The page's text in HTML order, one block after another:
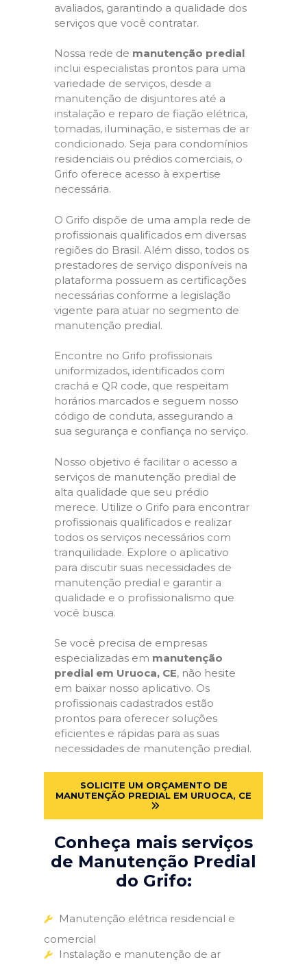
avaliados, garantindo a qualidade dos
serviços que você contratar.
Nossa rede de manutenção predial
inclui especialistas prontos para uma
variedade de serviços, desde a
manutenção de disjuntores até a
instalação e reparo de fiação elétrica,
tomadas, iluminação, e sistemas de ar
condicionado. Seja para condomínios
residenciais ou prédios comerciais, o
Grifo oferece acesso à expertise
necessária.
O Grifo dispõe de uma ampla rede de
profissionais qualificados em diversas
regiões do Brasil. Além disso, todos os
prestadores de serviço disponíveis na
plataforma possuem as certificações
necessárias conforme a legislação
vigente para atuar no segmento de
manutenção predial.
Encontre no Grifo profissionais
uniformizados, identificados com
crachá e QR code, que respeitam
horários marcados e seguem nosso
código de conduta, assegurando a
sua segurança e confiança no serviço.
Nosso objetivo é facilitar o acesso a
serviços de manutenção predial de
alta qualidade que seu prédio
merece. Utilize o Grifo para encontrar
profissionais qualificados e realizar
todos os serviços necessários com
tranquilidade. Explore o aplicativo
para discutir suas necessidades de
manutenção predial e garantir a
qualidade e o profissionalismo que
você busca.
Se você precisa de empresas
especializadas em manutenção
predial em Uruoca, CE, não hesite
em baixar nosso aplicativo. Os
profissionais cadastrados estão
prontos para oferecer soluções
eficientes e rápidas para as suas
necessidades de manutenção predial.
SOLICITE UM ORÇAMENTO DE
MANUTENÇÃO PREDIAL EM URUOCA, CE
Conheça mais serviços
de Manutenção Predial
do Grifo:
Manutenção elétrica residencial e
comercial
Instalação e manutenção de ar